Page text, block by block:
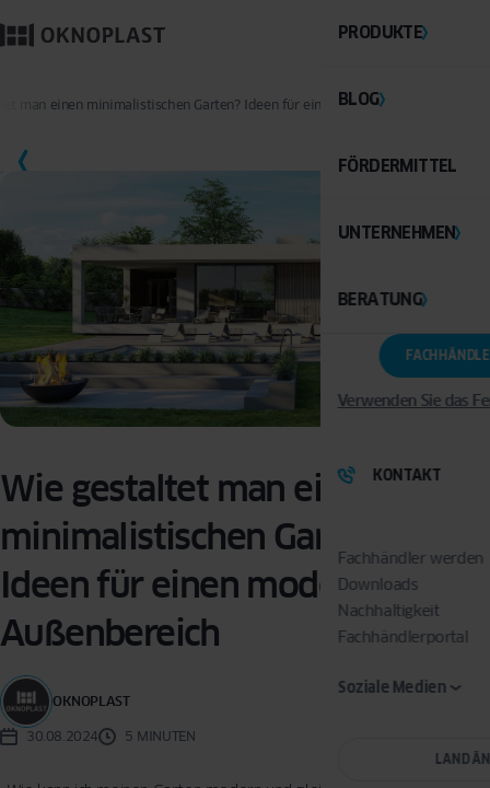
PRODUKTE
BLOG
FÖRDERMITTEL
UNTERNEHMEN
BERATUNG
Verwenden Sie das
KONTAKT
Fachhändler werden
Downloads
Nachhaltigkeit
Fachhändlerportal
Soziale Medien
LAND
man einen minimalistischen Garten? Ideen für einen modernen Außenbereich
SPEICHERN
Wie gestaltet man einen
minimalistischen Garten?
Ideen für einen modernen
Außenbereich
OKNOPLAST
30.08.2024 5 MINUTEN